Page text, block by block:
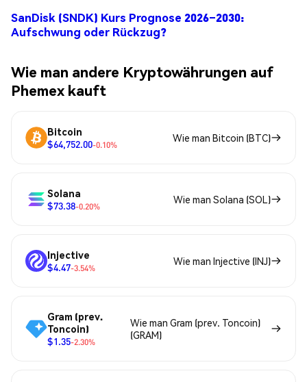
SanDisk (SNDK) Kurs Prognose 2026–2030:
Aufschwung oder Rückzug?
Wie man andere Kryptowährungen auf
Phemex kauft
Bitcoin
$64,752.00-0.10%
Wie man Bitcoin (BTC)
Solana
$73.38-0.20%
Wie man Solana (SOL)
Injective
$4.47-3.54%
Wie man Injective (INJ)
Gram (prev.
Toncoin)
$1.35-2.30%
Wie man Gram (prev. Toncoin)
(GRAM)